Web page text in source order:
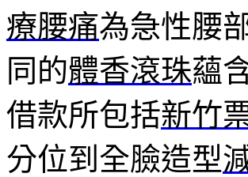
療腰痛為急性腰
同的體香滾珠蘊
借款所包括新竹
分位到全臉造型